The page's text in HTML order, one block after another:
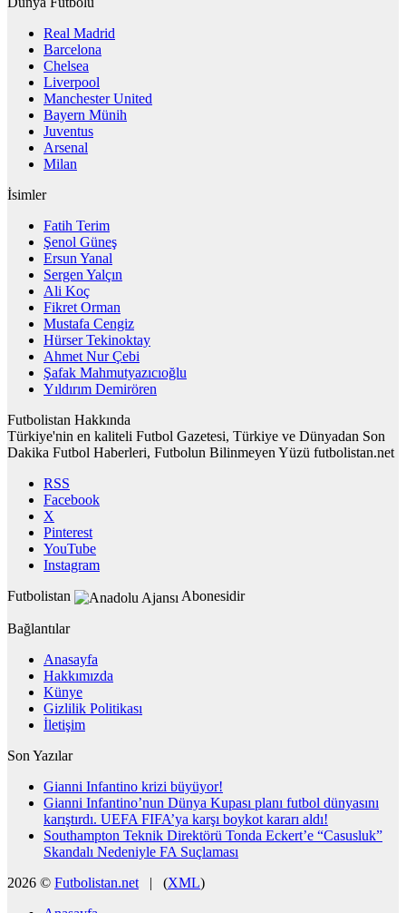
Real Madrid
Barcelona
Chelsea
Liverpool
Manchester United
Bayern Münih
Juventus
Arsenal
Milan
İsimler
Fatih Terim
Şenol Güneş
Ersun Yanal
Sergen Yalçın
Ali Koç
Fikret Orman
Mustafa Cengiz
Hürser Tekinoktay
Ahmet Nur Çebi
Şafak Mahmutyazıcıoğlu
Yıldırım Demirören
Futbolistan Hakkında
Türkiye'nin en kaliteli Futbol Gazetesi, Türkiye ve Dünyadan Son
Dakika Futbol Haberleri, Futbolun Bilinmeyen Yüzü futbolistan.net
RSS
Facebook
X
Pinterest
YouTube
Instagram
Futbolistan
Abonesidir
Bağlantılar
Anasayfa
Hakkımızda
Künye
Gizlilik Politikası
İletişim
Son Yazılar
Gianni Infantino krizi büyüyor!
Gianni Infantino’nun Dünya Kupası planı futbol dünyasını
karıştırdı. UEFA FIFA’ya karşı boykot kararı aldı!
Southampton Teknik Direktörü Tonda Eckert’e “Casusluk”
Skandalı Nedeniyle FA Suçlaması
2026 © Futbolistan.net | (XML)